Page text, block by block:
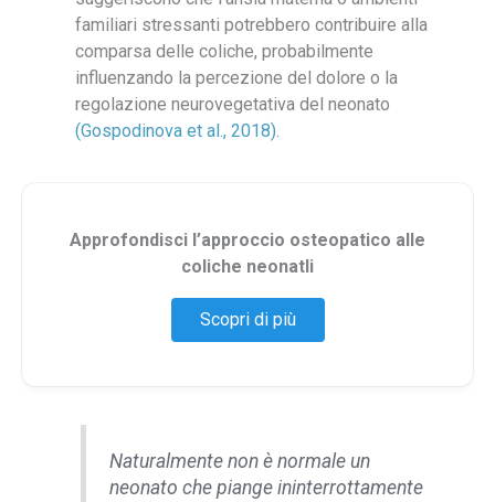
familiari stressanti potrebbero contribuire alla
comparsa delle coliche, probabilmente
influenzando la percezione del dolore o la
regolazione neurovegetativa del neonato
(Gospodinova et al., 2018)
Approfondisci l’approccio osteopatico alle
coliche neonatli
Scopri di più
Naturalmente non è normale un
neonato che piange ininterrottamente